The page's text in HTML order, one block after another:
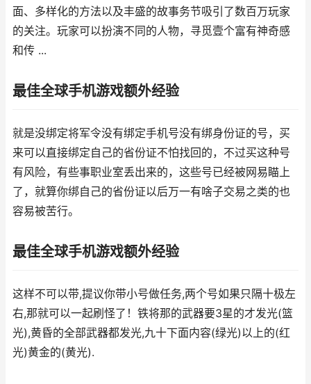
面、多样化的方法以及丰盛的故事务节吸引了数百万玩家
的关注。玩家可以扮演不同的人物，寻觅壹个富有神奇感
和传 ...
最佳全球手机游戏额外经验
就是没绑定将军令没有绑定手机号没有绑身份证的号，买
来可以直接绑定自己的省份证不怕找回的，不过买这种号
有风险，有些事职业室丢出来的，这些号已经被网易瞄上
了，就算你绑自己的省份证以后万一有啥子交易之类的也
容易被苦行。
最佳全球手机游戏额外经验
这样不可以带,提议你带小号做任务,两个号如果只隔十极左
右,那就可以一起刷怪了！铁将那的武器要3星的才发光(篮
光),黄昏的全部武器都发光,九十下面内容(绿光)以上的(红
光)黄金的(黄光).